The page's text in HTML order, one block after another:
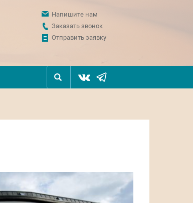
Напишите нам
Заказать звонок
Отправить заявку